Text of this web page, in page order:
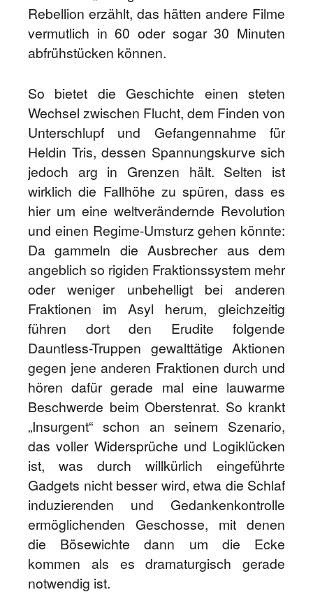
Rebellion erzählt, das hätten andere Filme
vermutlich in 60 oder sogar 30 Minuten
abfrühstücken können.
So bietet die Geschichte einen steten
Wechsel zwischen Flucht, dem Finden von
Unterschlupf und Gefangennahme für
Heldin Tris, dessen Spannungskurve sich
jedoch arg in Grenzen hält. Selten ist
wirklich die Fallhöhe zu spüren, dass es
hier um eine weltverändernde Revolution
und einen Regime-Umsturz gehen könnte:
Da gammeln die Ausbrecher aus dem
angeblich so rigiden Fraktionssystem mehr
oder weniger unbehelligt bei anderen
Fraktionen im Asyl herum, gleichzeitig
führen dort den Erudite folgende
Dauntless-Truppen gewalttätige Aktionen
gegen jene anderen Fraktionen durch und
hören dafür gerade mal eine lauwarme
Beschwerde beim Oberstenrat. So krankt
„Insurgent“ schon an seinem Szenario,
das voller Widersprüche und Logiklücken
ist, was durch willkürlich eingeführte
Gadgets nicht besser wird, etwa die Schlaf
induzierenden und Gedankenkontrolle
ermöglichenden Geschosse, mit denen
die Bösewichte dann um die Ecke
kommen als es dramaturgisch gerade
notwendig ist.